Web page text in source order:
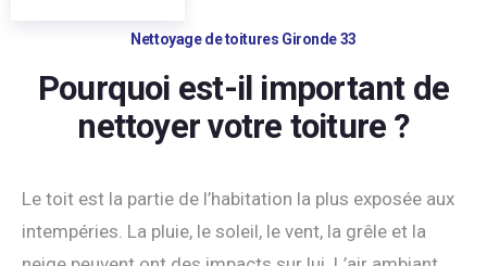
Nettoyage de toitures Gironde 33
Pourquoi est-il important de
nettoyer votre toiture ?
Le toit est la partie de l’habitation la plus exposée aux
intempéries. La pluie, le soleil, le vent, la grêle et la